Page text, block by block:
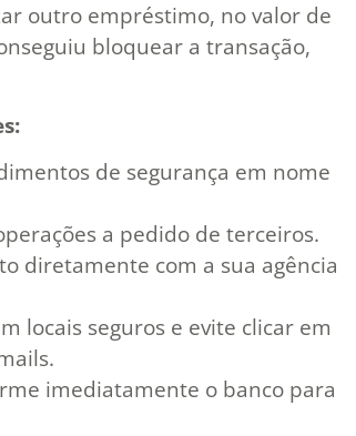
outro empréstimo, no valor de
bloquear a transação,
de segurança em nome
a pedido de terceiros.
diretamente com a sua agência
locais seguros e evite clicar em
imediatamente o banco para